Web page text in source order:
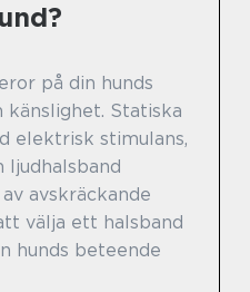
på din hunds
känslighet. Statiska
elektrisk stimulans,
ljudhalsband
avskräckande
välja ett halsband
hunds beteende